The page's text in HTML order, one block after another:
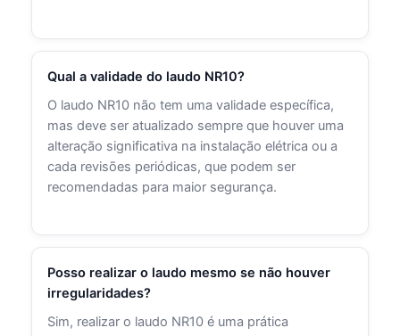
Qual a validade do laudo NR10?
O laudo NR10 não tem uma validade específica,
mas deve ser atualizado sempre que houver uma
alteração significativa na instalação elétrica ou a
cada revisões periódicas, que podem ser
recomendadas para maior segurança.
Posso realizar o laudo mesmo se não houver
irregularidades?
Sim, realizar o laudo NR10 é uma prática